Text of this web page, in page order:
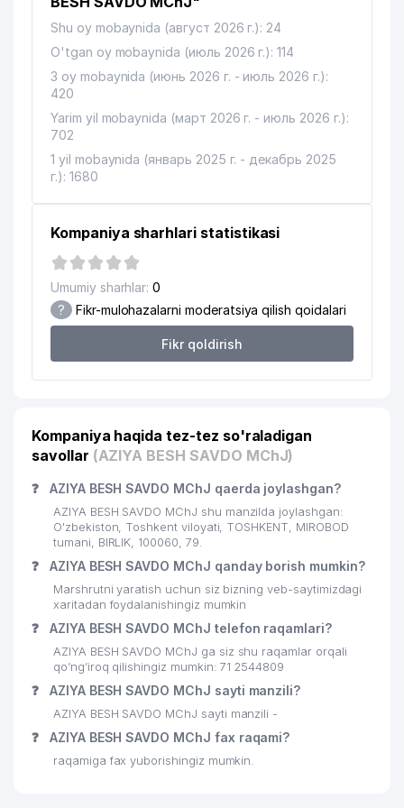
14 TERMO DOM XK MChJ
15 DAVLAT ILMIY TIBBIY KUTUBXONASI 58 м
16
MUZEYI
62 м
17 ANGLESEY FOOD MChJ 68 м
SAQLASH VA ZDRAVOOXRANENIE
UZBEKISTANA GAZETALAR
TAHRIRIYATI
20
ARUTUNYANS M.N XUSUSIY
21 ELIUS MChJ 90 м
23
INTERNATIONAL INVESTMENT
FINANCIAL COOPERATION MChJ
24
NEBESA RESORT OILAVIY
KORXONASI
96 м
25 CAPITAL TRUST INVEST MChJ
GRAND TOUR VOYAGE MChJ
AZIMOV KOMMUNAL UY-JOY MULK
SHIRKATI
110 м
28 LOKOMOTIV-PROEKT MChJ
29 MALIKA GUZAL FOOD MChJ
30 AMULET-AUDIT MChJ
MALON COMMERCE XUSUSIY
Shu oy mobaynida (август 2026 г.): 24
O'tgan oy mobaynida (июль 2026 г.): 114
3 oy mobaynida (июнь 2026 г. - июль 2026 г.):
420
Yarim yil mobaynida (март 2026 г. - июль 2026 г.):
702
1 yil mobaynida (январь 2025 г. - декабрь 2025
г.): 1680
Kompaniya sharhlari statistikasi
Umumiy sharhlar: 0
? Fikr-mulohazalarni moderatsiya qilish qoidalari
Fikr qoldirish
Kompaniya haqida tez-tez so'raladigan
savollar (AZIYA BESH SAVDO MChJ)
❓ AZIYA BESH SAVDO MChJ qaerda joylashgan?
AZIYA BESH SAVDO MChJ shu manzilda joylashgan:
O'zbekiston, Toshkent viloyati, TOSHKENT, MIROBOD
tumani, BIRLIK, 100060, 79.
❓ AZIYA BESH SAVDO MChJ qanday borish mumkin?
Marshrutni yaratish uchun siz bizning veb-saytimizdagi
xaritadan foydalanishingiz mumkin
❓ AZIYA BESH SAVDO MChJ telefon raqamlari?
AZIYA BESH SAVDO MChJ ga siz shu raqamlar orqali
qo’ng’iroq qilishingiz mumkin: 71 2544809
❓ AZIYA BESH SAVDO MChJ sayti manzili?
AZIYA BESH SAVDO MChJ sayti manzili -
❓ AZIYA BESH SAVDO MChJ fax raqami?
raqamiga fax yuborishingiz mumkin.